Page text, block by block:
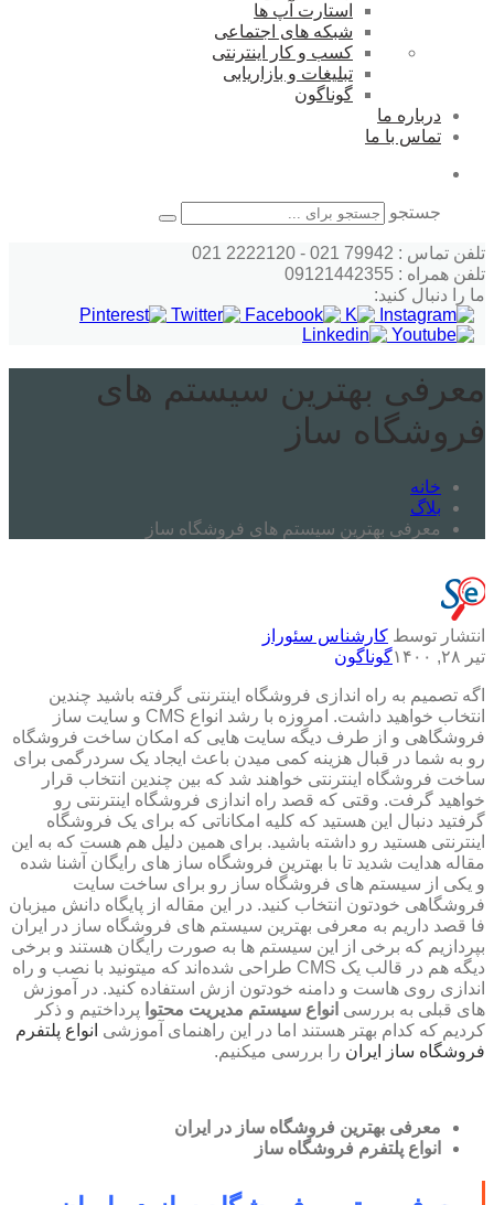
استارت آپ ها
شبکه های اجتماعی
کسب و کار اینترنتی
تبلیغات و بازاریابی
گوناگون
درباره ما
تماس با ما
جستجو
تلفن تماس : 79942 021 - 2222120 021
تلفن همراه : 09121442355
ما را دنبال کنید:
معرفی بهترین سیستم های
فروشگاه ساز
خانه
بلاگ
معرفی بهترین سیستم های فروشگاه ساز
انتشار توسط کارشناس سئوراز
تیر ۲۸, ۱۴۰۰
گوناگون
اگه تصمیم به راه اندازی فروشگاه اینترنتی گرفته باشید چندین
انتخاب خواهید داشت. امروزه با رشد انواع CMS و سایت ساز
فروشگاهی و از طرف دیگه سایت هایی که امکان ساخت فروشگاه
رو به شما در قبال هزینه کمی میدن باعث ایجاد یک سردرگمی برای
ساخت فروشگاه اینترنتی خواهند شد که بین چندین انتخاب قرار
خواهید گرفت. وقتی که قصد راه اندازی فروشگاه اینترنتی رو
گرفتید دنبال این هستید که کلیه امکاناتی که برای یک فروشگاه
اینترنتی هستید رو داشته باشید. برای همین دلیل هم هست که به این
مقاله هدایت شدید تا با بهترین فروشگاه ساز های رایگان آشنا شده
و یکی از سیستم های فروشگاه ساز رو برای ساخت سایت
فروشگاهی خودتون انتخاب کنید. در این مقاله از پایگاه دانش میزبان
فا قصد داریم به معرفی بهترین سیستم های فروشگاه ساز در ایران
بپردازیم که برخی از این سیستم ها به صورت رایگان هستند و برخی
دیگه هم در قالب یک CMS طراحی شده‌اند که میتونید با نصب و راه
اندازی روی هاست و دامنه خودتون ازش استفاده کنید. در آموزش
های قبلی به بررسی انواع سیستم مدیریت محتوا پرداختیم و ذکر
کردیم که کدام بهتر هستند اما در این راهنمای آموزشی انواع پلتفرم
فروشگاه ساز ایران را بررسی میکنیم.
معرفی بهترین فروشگاه ساز در ایران
انواع پلتفرم فروشگاه ساز